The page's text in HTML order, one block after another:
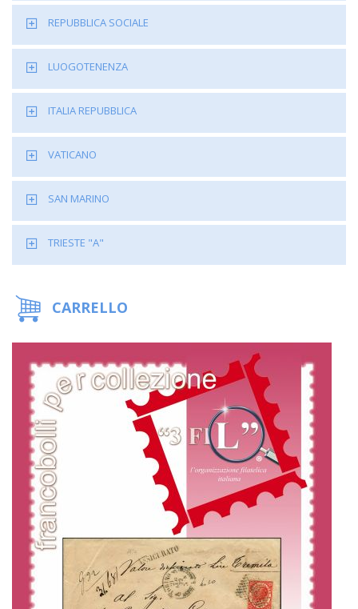
REPUBBLICA SOCIALE
LUOGOTENENZA
ITALIA REPUBBLICA
VATICANO
SAN MARINO
TRIESTE "A"
CARRELLO